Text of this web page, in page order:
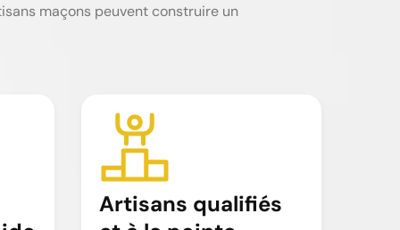
maçons peuvent construire un
Artisans qualifiés